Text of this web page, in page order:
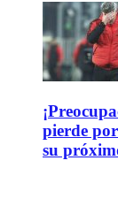
pierde
su